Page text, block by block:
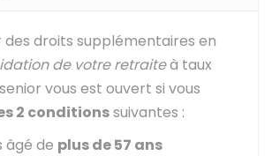
des droits supplémentaires en
de votre retraiteà taux
vous est ouvert si vous
2 conditionssuivantes :
âgé de plus de 57 ans